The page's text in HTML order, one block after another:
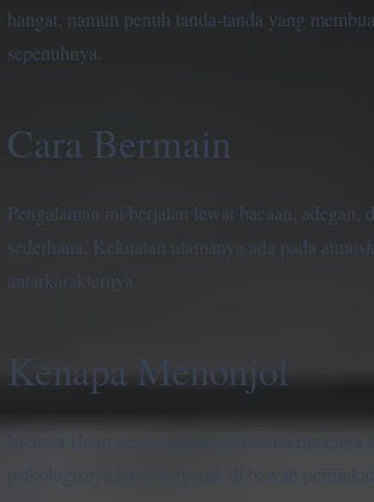
hangat, namun penuh tanda-tanda yang
sepenuhnya.
Cara Bermain
Pengalaman ini berjalan lewat bacaan, adegan,
sederhana. Kekuatan utamanya ada pada
antarkarakternya.
Kenapa Menonjol
Melissa Heart terasa menonjol karena ritmenya